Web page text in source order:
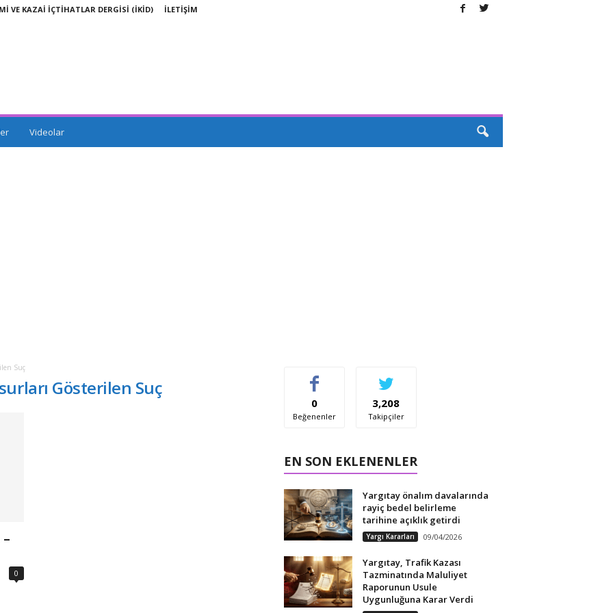
VE KAZAİ İÇTİHATLAR DERGİSİ (İKİD) İLETİŞİM
Videolar
Suç
Gösterilen Suç
0
0
Beğenenler
3,208
Takipçiler
EN SON EKLENENLER
Yargıtay önalım davalarında
rayiç bedel belirleme
tarihine açıklık getirdi
Yargı Kararları 09/04/2026
Yargıtay, Trafik Kazası
Tazminatında Maluliyet
Raporunun Usule
Uygunluğuna Karar Verdi